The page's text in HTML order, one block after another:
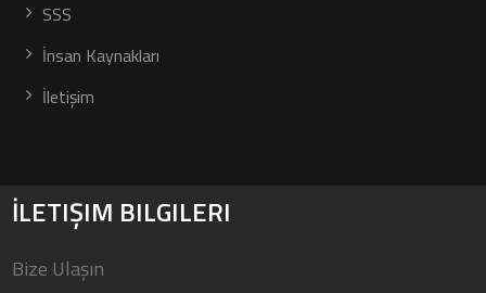
SSS
İnsan Kaynakları
İletişim
İLETIŞIM BILGILERI
Bize Ulaşın